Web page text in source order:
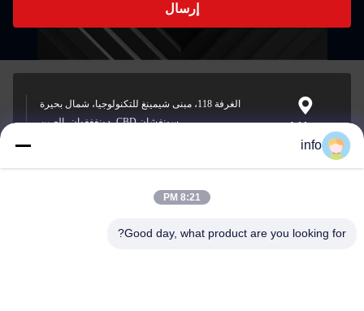
إرسال
Address
الغرفة 118، مبنى شيمينغ للتكنولوجيا، شمال بحيرة
سونغشان CBD، دونغغغوان، الصين
info@gdpowerplus.com
info
8:21 PM
Good day, what product are you looking for?